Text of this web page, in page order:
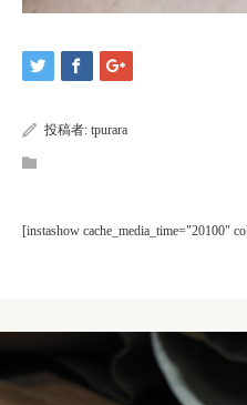
投稿者: tpurara
[instashow cache_media_time="20100"